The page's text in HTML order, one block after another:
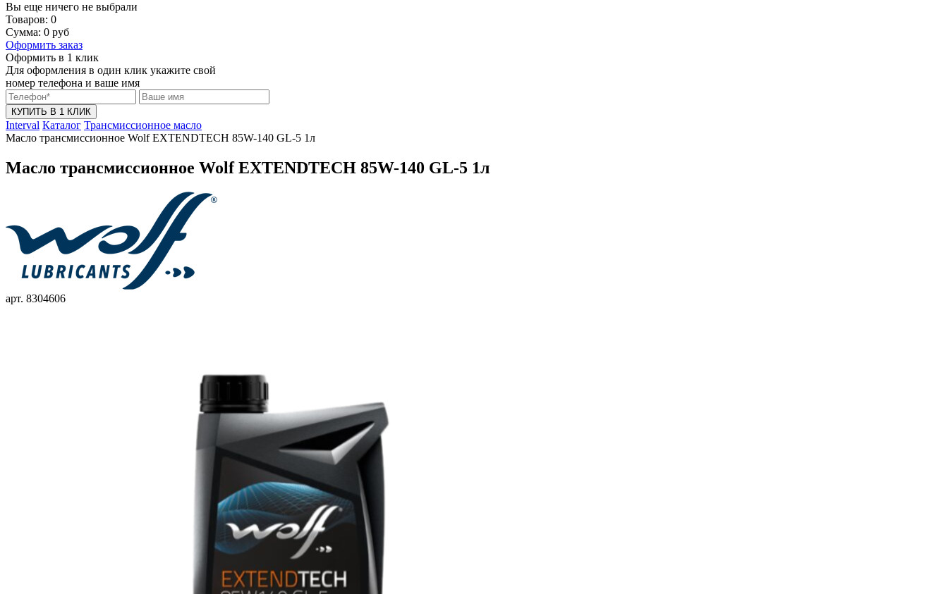
Вы еще ничего не выбрали
Товаров: 0
Сумма: 0 руб
Оформить заказ
Оформить в 1 клик
Для оформления в один клик укажите свой
номер телефона и ваше имя
КУПИТЬ В 1 КЛИК
Interval Каталог Трансмиссионное масло
Масло трансмиссионное Wolf EXTENDTECH 85W-140 GL-5 1л
Масло трансмиссионное Wolf EXTENDTECH 85W-140 GL-5 1л
арт. 8304606